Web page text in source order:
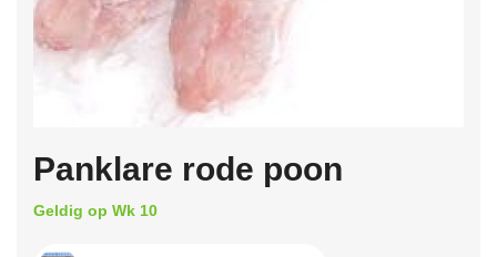
Panklare rode poon
Geldig op Wk 10